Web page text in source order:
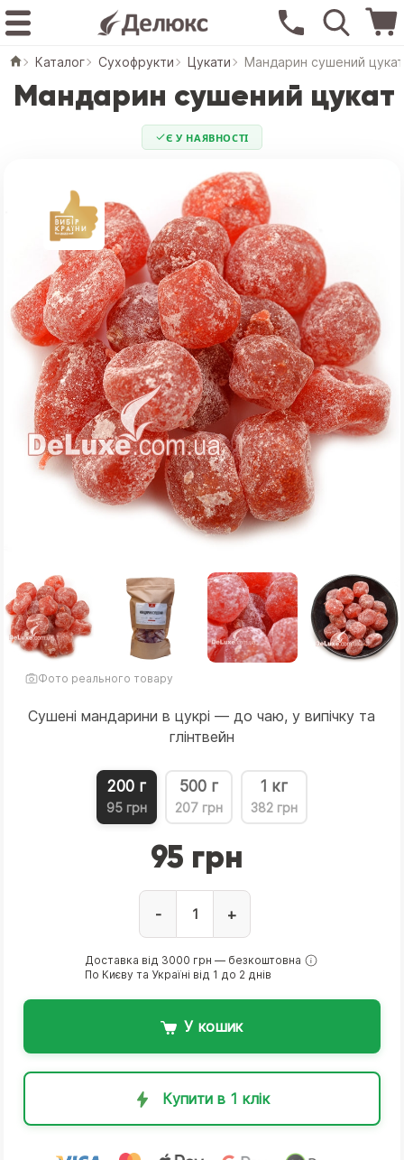
Каталог Сухофрукти Цукати Мандарин сушений цукат
Мандарин сушений цукат
Є У НАЯВНОСТІ
Фото реального товару
Сушені мандарини в цукрі — до чаю, у випічку та
глінтвейн
200 г
95 грн
500 г
207 грн
1 кг
382 грн
95 грн
- +
Доставка від 3000 грн — безкоштовна
По Києву та Україні від 1 до 2 днів
У кошик
Купити в 1 клік